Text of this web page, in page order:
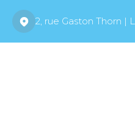
2, rue Gaston Thorn |